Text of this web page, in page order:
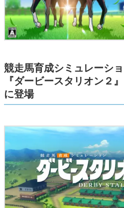
競走馬育成シミュレーシ
『ダービースタリオン
に登場